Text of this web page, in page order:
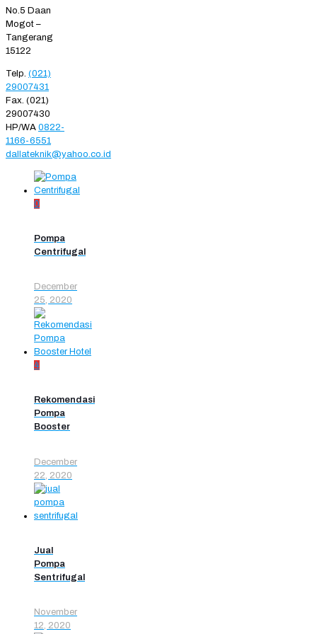
No.5 Daan
Mogot –
Tangerang
15122
Telp. (021)
29007431
Fax. (021)
29007430
HP/WA 0822-
1166-6551
dallateknik@yahoo.co.id
0
Pompa
Centrifugal
December
25, 2020
4
Rekomendasi
Pompa
Booster
December
22, 2020
Jual
Pompa
Sentrifugal
November
12, 2020